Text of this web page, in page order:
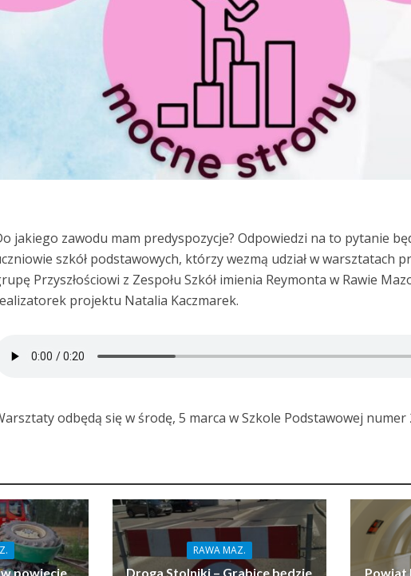
jakiego zawodu mam predyspozycje? Odpowiedzi na to pytanie
szkół podstawowych, którzy wezmą udział w warsztatach
Przyszłościowi z Zespołu Szkół imienia Reymonta w Rawie
projektu Natalia Kaczmarek.
odbędą się w środę, 5 marca w Szkole Podstawowej numer
powiecie
RAWA MAZ.
Droga Stolniki – Grabice będzie Powiat